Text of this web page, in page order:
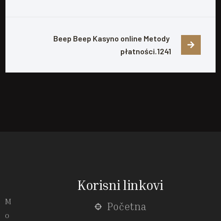
Beep Beep Kasyno online Metody
płatności.1241
M
o
Korisni linkovi
Početna